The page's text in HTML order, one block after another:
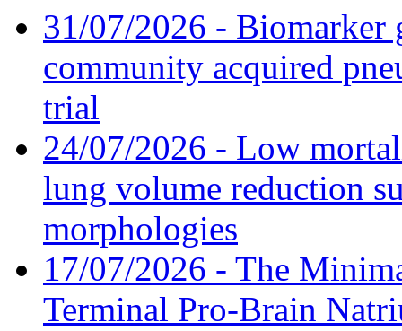
31/07/2026 - Biomarker
community acquired
trial
24/07/2026 - Low
lung volume reduction
morphologies
17/07/2026 - The
Terminal Pro-Brain